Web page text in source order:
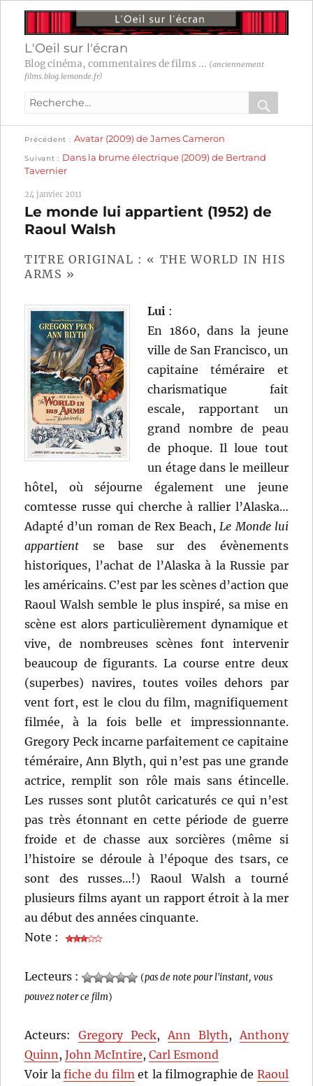
L'Oeil sur l'écran
Blog cinéma, commentaires de films ... (anciennement
films.blog.lemonde.fr)
Recherche
:
OK
Navigation
de
l’article
Précédent
précédente :
Avatar (2009) de James Cameron
Suivant
suivante :
Dans la brume électrique (2009) de Bertrand
Tavernier
24 janvier 2011
Le monde lui appartient (1952) de
Raoul Walsh
TITRE ORIGINAL : « THE WORLD IN HIS
ARMS »
Lui :
En 1860, dans la jeune
ville de San Francisco, un
capitaine téméraire et
charismatique fait
escale, rapportant un
grand nombre de peau
de phoque. Il loue tout
un étage dans le meilleur
hôtel, où séjourne également une jeune
comtesse russe qui cherche à rallier l’Alaska…
Adapté d’un roman de Rex Beach,Le Monde lui
appartient se base sur des évènements
historiques, l’achat de l’Alaska à la Russie par
les américains. C’est par les scènes d’action que
Raoul Walsh semble le plus inspiré, sa mise en
scène est alors particulièrement dynamique et
vive, de nombreuses scènes font intervenir
beaucoup de figurants. La course entre deux
(superbes) navires, toutes voiles dehors par
vent fort, est le clou du film, magnifiquement
filmée, à la fois belle et impressionnante.
Gregory Peck incarne parfaitement ce capitaine
téméraire, Ann Blyth, qui n’est pas une grande
actrice, remplit son rôle mais sans étincelle.
Les russes sont plutôt caricaturés ce qui n’est
pas très étonnant en cette période de guerre
froide et de chasse aux sorcières (même si
l’histoire se déroule à l’époque des tsars, ce
sont des russes…!) Raoul Walsh a tourné
plusieurs films ayant un rapport étroit à la mer
au début des années cinquante.
Note :
Lecteurs : (pas de note pour l'instant, vous
pouvez noter ce film)
Acteurs:Gregory Peck,Ann Blyth,Anthony
Quinn,John McIntire,Carl Esmond
Voir lafiche du filmet la filmographie de Raoul